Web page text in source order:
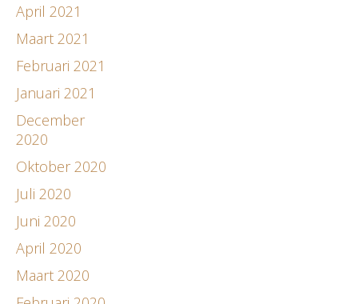
April 2021
Maart 2021
Februari 2021
Januari 2021
December
2020
Oktober 2020
Juli 2020
Juni 2020
April 2020
Maart 2020